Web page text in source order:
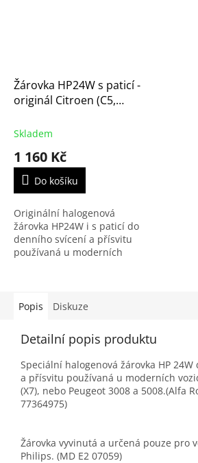
Žárovka HP24W s paticí -
originál Citroen (C5,
3008, 5008, 77364975,
Skladem
1 160 Kč
Do košíku
Originální halogenová
žárovka HP24W i s paticí do
denního svícení a přísvitu
používaná u moderních
Popis
Diskuze
Detailní popis produktu
Speciální halogenová žárovka HP
a přísvitu používaná u moderních
(X7), nebo Peugeot 3008 a 5008.(Alfa
77364975)
Žárovka vyvinutá a určená pouze pro
Philips. (MD E2 07059)